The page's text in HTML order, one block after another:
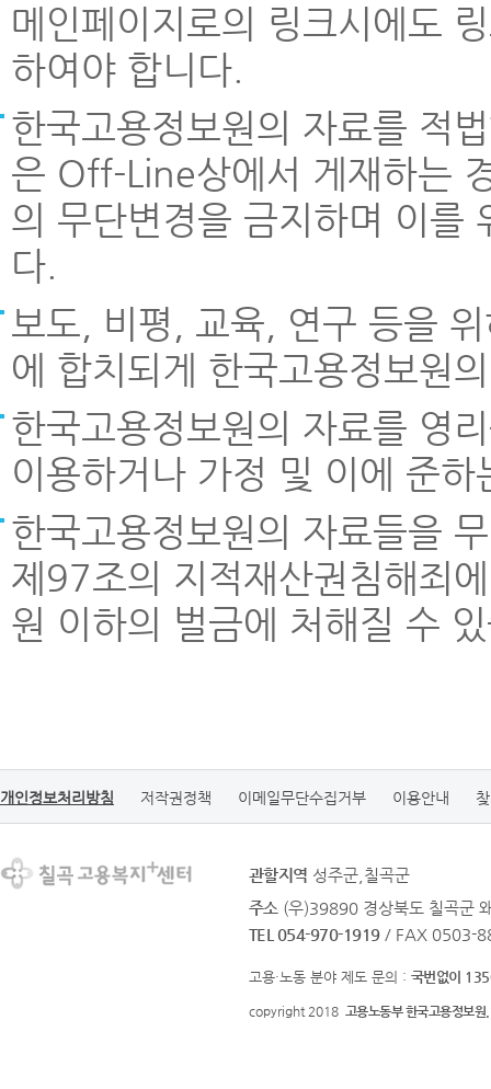
메인페이지로의 링크시에도
하여야 합니다.
한국고용정보원의 자료를 적
은 Off-Line상에서 게재하는
의 무단변경을 금지하며 이를
다.
보도, 비평, 교육, 연구 등을
에 합치되게 한국고용정보원
한국고용정보원의 자료를 영
이용하거나 가정 및 이에 준
한국고용정보원의 자료들을
제97조의 지적재산권침해죄
원 이하의 벌금에 처해질 수
개인정보처리방침 저작권정책 이메일무단수집거부 이용안내
관할지역 성주군,칠곡군
주소 (우)39890 경상북도 칠곡군
TEL 054-970-1919 / FAX 0503-
고용·노동 분야 제도 문의 : 국번없이
copyright 2018 고용노동부 한국고용정보원.